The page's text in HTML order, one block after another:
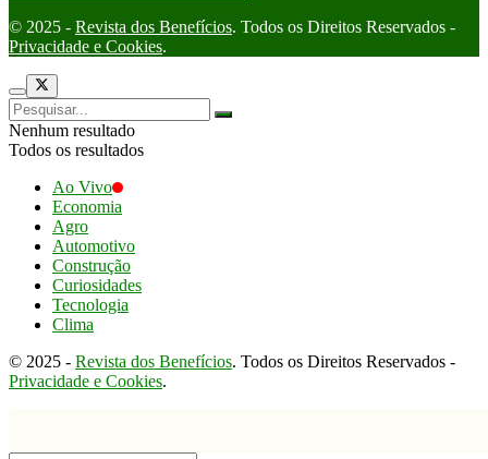
© 2025 - Revista dos Benefícios. Todos os Direitos Reservados -
Privacidade e Cookies.
Nenhum resultado
Todos os resultados
Ao Vivo
Economia
Agro
Automotivo
Construção
Curiosidades
Tecnologia
Clima
© 2025 - Revista dos Benefícios. Todos os Direitos Reservados -
Privacidade e Cookies.